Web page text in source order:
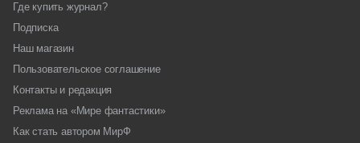
Где купить журнал?
Подписка
Наш магазин
Пользовательское соглашение
Контакты и редакция
Реклама на «Мире фантастики»
Как стать автором МирФ